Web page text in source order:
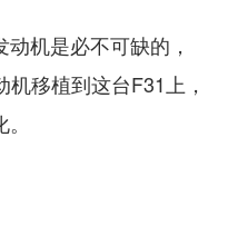
机是必不可缺的，
移植到这台F31上，